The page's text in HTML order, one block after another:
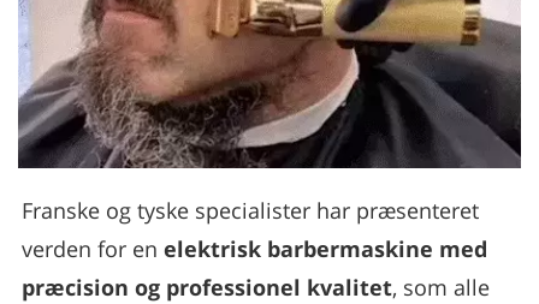
Franske og tyske specialister har præsenteret
verden for en elektrisk barbermaskine med
præcision og professionel kvalitet, som alle